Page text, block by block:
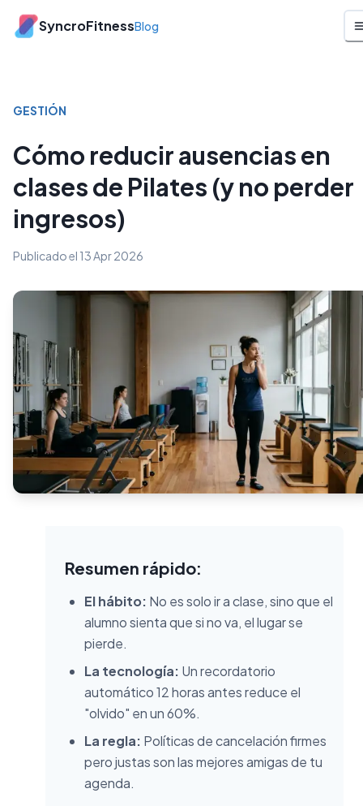
SyncroFitnessBlog
GESTIÓN
Cómo reducir ausencias en
clases de Pilates (y no perder
ingresos)
Publicado el 13 Apr 2026
Resumen rápido:
El hábito: No es solo ir a clase, sino que el
alumno sienta que si no va, el lugar se
pierde.
La tecnología: Un recordatorio
automático 12 horas antes reduce el
"olvido" en un 60%.
La regla: Políticas de cancelación firmes
pero justas son las mejores amigas de tu
agenda.